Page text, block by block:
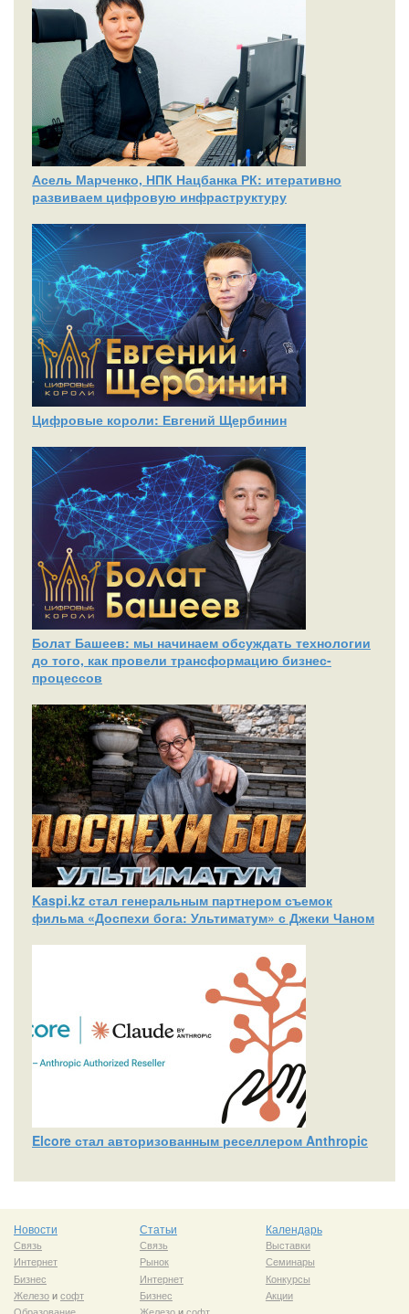
Асель Марченко, НПК Нацбанка РК: итеративно
развиваем цифровую инфраструктуру
Цифровые короли: Евгений Щербинин
Болат Башеев: мы начинаем обсуждать технологии
до того, как провели трансформацию бизнес-
процессов
Kaspi.kz стал генеральным партнером съемок
фильма «Доспехи бога: Ультиматум» с Джеки Чаном
Elcore стал авторизованным реселлером Anthropic
Новости
Связь
Интернет
Бизнес
Железоисофт
Статьи
Связь
Рынок
Интернет
Бизнес
Календарь
Выставки
Семинары
Конкурсы
Акции